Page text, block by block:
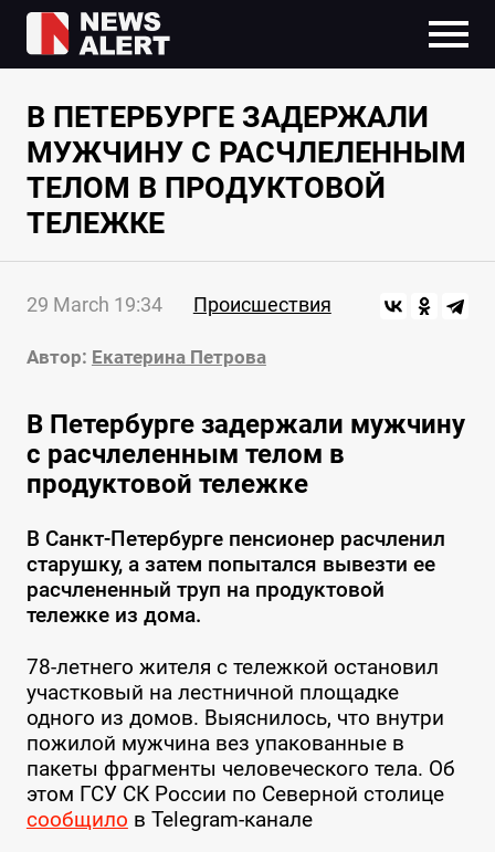
В ПЕТЕРБУРГЕ ЗАДЕРЖАЛИ
МУЖЧИНУ С РАСЧЛЕЛЕННЫМ
ТЕЛОМ В ПРОДУКТОВОЙ
ТЕЛЕЖКЕ
29 March 19:34 Происшествия
Автор: Екатерина Петрова
В Петербурге задержали мужчину
с расчлеленным телом в
продуктовой тележке
В Санкт-Петербурге пенсионер расчленил
старушку, а затем попытался вывезти ее
расчлененный труп на продуктовой
тележке из дома.
78-летнего жителя с тележкой остановил
участковый на лестничной площадке
одного из домов. Выяснилось, что внутри
пожилой мужчина вез упакованные в
пакеты фрагменты человеческого тела. Об
этом ГСУ СК России по Северной столице
сообщило в Telegram-канале